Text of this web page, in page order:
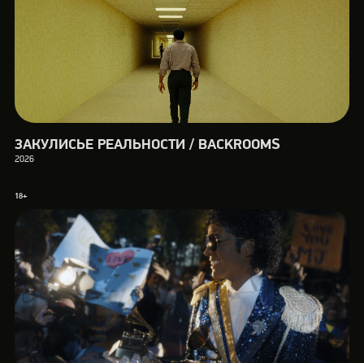
ЗАКУЛИСЬЕ РЕАЛЬНОСТИ / BACKROOMS
2026
18+